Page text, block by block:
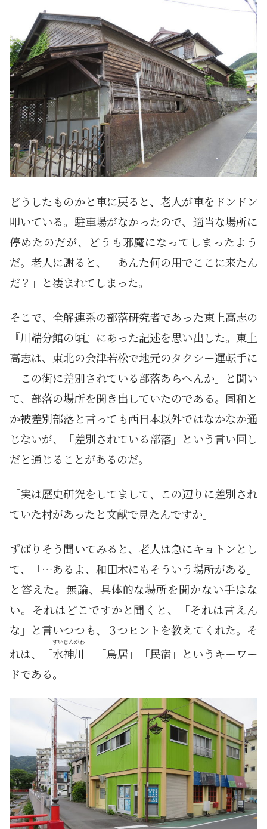
どうしたものかと車に戻ると、老人が車をドンドン
叩いている。駐車場がなかったので、適当な場所に
停めたのだが、どうも邪魔になってしまったよう
だ。老人に謝ると、「あんた何の用でここに来たん
だ？」と凄まれてしまった。
そこで、全解連系の部落研究者であった東上高志の
『川端分館の頃』にあった記述を思い出した。東上
高志は、東北の会津若松で地元のタクシー運転手に
「この街に差別されている部落あらへんか」と聞い
て、部落の場所を聞き出していたのである。同和と
か被差別部落と言っても西日本以外ではなかなか通
じないが、「差別されている部落」という言い回し
だと通じることがあるのだ。
「実は歴史研究をしてまして、この辺りに差別され
ていた村があったと文献で見たんですか」
ずばりそう聞いてみると、老人は急にキョトンとし
て、「…あるよ、和田木にもそういう場所がある」
と答えた。無論、具体的な場所を聞かない手はな
い。それはどこですかと聞くと、「それは言えん
な」と言いつつも、３つヒントを教えてくれた。そ
れは、「水神川
すいじんがわ
」「鳥居」「民宿」というキーワー
ドである。